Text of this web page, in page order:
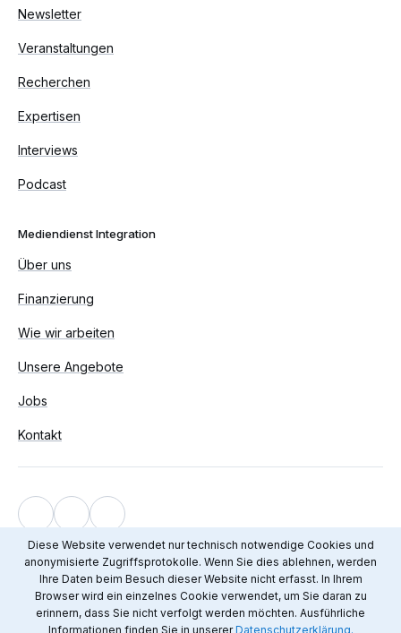
Diese Website verwendet nur technisch notwendige Cookies und
anonymisierte Zugriffsprotokolle. Wenn Sie dies ablehnen, werden
Ihre Daten beim Besuch dieser Website nicht erfasst. In Ihrem
Browser wird ein einzelnes Cookie verwendet, um Sie daran zu
erinnern, dass Sie nicht verfolgt werden möchten. Ausführliche
Informationen finden Sie in unsererDatenschutzerklärung.
Newsletter
Veranstaltungen
Recherchen
Expertisen
Interviews
Podcast
Mediendienst Integration
Über uns
Finanzierung
Wie wir arbeiten
Unsere Angebote
Jobs
Kontakt
© 2012 - 2026 Mediendienst Integration
Impressum
Datenschutz